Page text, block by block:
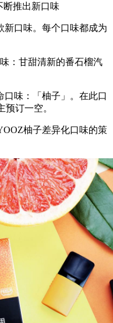
断推出新口味
新口味。每个口味都成为
：甘甜清新的番石榴汽
口味：「柚子」。在此口
订一空。
柚子差异化口味的策